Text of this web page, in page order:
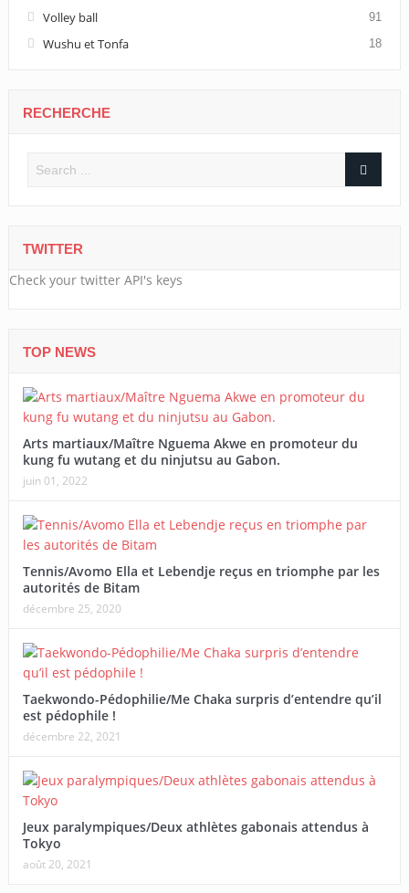
Volley ball 91
Wushu et Tonfa 18
RECHERCHE
TWITTER
Check your twitter API's keys
TOP NEWS
Arts martiaux/Maître Nguema Akwe en promoteur du
kung fu wutang et du ninjutsu au Gabon.
juin 01, 2022
Tennis/Avomo Ella et Lebendje reçus en triomphe par les
autorités de Bitam
décembre 25, 2020
Taekwondo-Pédophilie/Me Chaka surpris d’entendre qu’il
est pédophile !
décembre 22, 2021
Jeux paralympiques/Deux athlètes gabonais attendus à
Tokyo
août 20, 2021